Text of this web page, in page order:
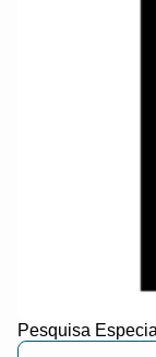
Pesquisa